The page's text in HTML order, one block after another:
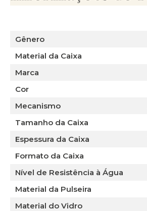
Gênero
Material da Caixa
Marca
Cor
Mecanismo
Tamanho da Caixa
Espessura da Caixa
Formato da Caixa
Nível de Resistência à Água
Material da Pulseira
Material do Vidro